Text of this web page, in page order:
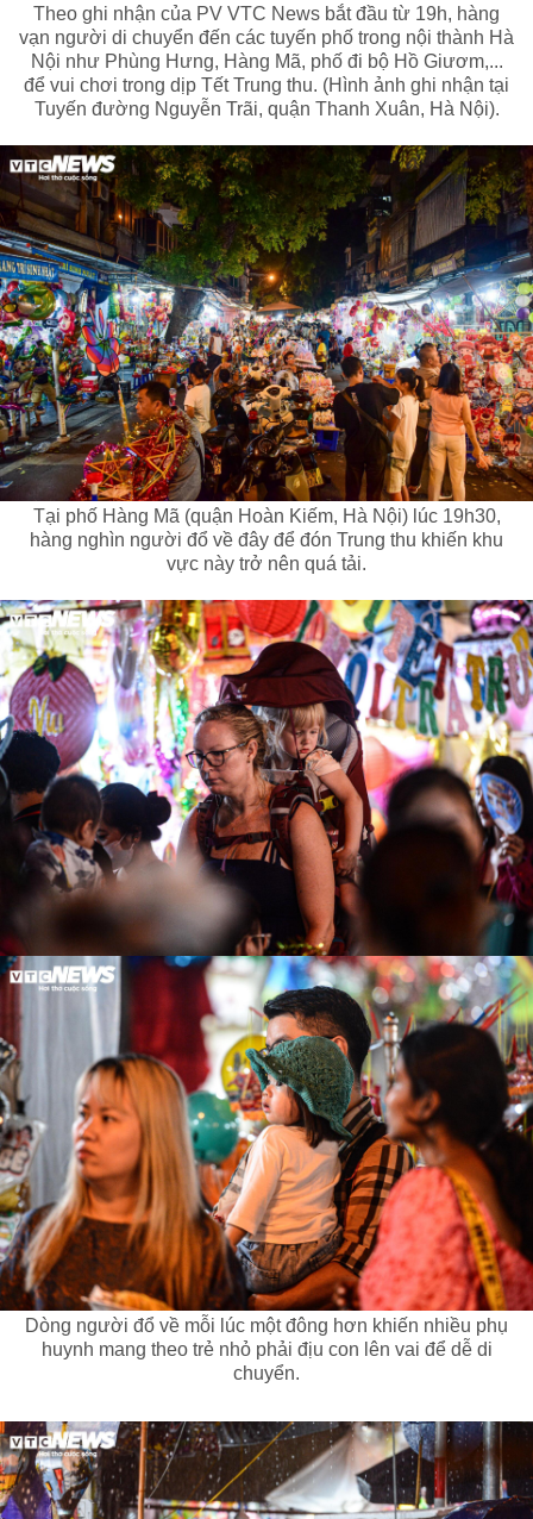
Theo ghi nhận của PV VTC News bắt đầu từ 19h, hàng
vạn người di chuyển đến các tuyến phố trong nội thành Hà
Nội như Phùng Hưng, Hàng Mã, phố đi bộ Hồ Giươm,...
để vui chơi trong dịp Tết Trung thu. (Hình ảnh ghi nhận tại
Tuyến đường Nguyễn Trãi, quận Thanh Xuân, Hà Nội).
Tại phố Hàng Mã (quận Hoàn Kiếm, Hà Nội) lúc 19h30,
hàng nghìn người đổ về đây để đón Trung thu khiến khu
vực này trở nên quá tải.
Dòng người đổ về mỗi lúc một đông hơn khiến nhiều phụ
huynh mang theo trẻ nhỏ phải địu con lên vai để dễ di
chuyển.